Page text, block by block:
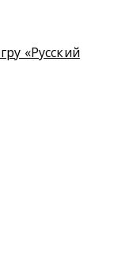
«Русский